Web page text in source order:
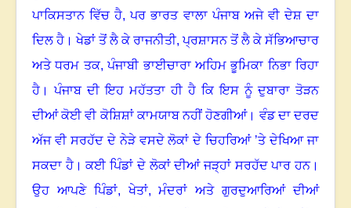
ਪਾਕਿਸਤਾਨ ਵਿੱਚ ਹੈ,ਪਰ ਭਾਰਤ ਵਾਲਾ ਪੰਜਾਬ ਅਜੇ ਵੀ ਦੇਸ਼ ਦਾ
ਦਿਲ ਹੈ। ਖੇਡਾਂ ਤੋਂ ਲੈ ਕੇ ਰਾਜਨੀਤੀ,ਪ੍ਰਸ਼ਾਸਨ ਤੋਂ ਲੈ ਕੇ ਸੱਭਿਆਚਾਰ
ਅਤੇ ਧਰਮ ਤਕ,ਪੰਜਾਬੀ ਭਾਈਚਾਰਾ ਅਹਿਮ ਭੂਮਿਕਾ ਨਿਭਾ ਰਿਹਾ
ਹੈ। ਪੰਜਾਬ ਦੀ ਇਹ ਮਹੱਤਤਾ ਹੀ ਹੈ ਕਿ ਇਸ ਨੂੰ ਦੁਬਾਰਾ ਤੋੜਨ
ਦੀਆਂ ਕੋਈ ਵੀ ਕੋਸ਼ਿਸ਼ਾਂ ਕਾਮਯਾਬ ਨਹੀਂ ਹੋਣਗੀਆਂ। ਵੰਡ ਦਾ ਦਰਦ
ਅੱਜ ਵੀ ਸਰਹੱਦ ਦੇ ਨੇੜੇ ਵਸਦੇ ਲੋਕਾਂ ਦੇ ਚਿਹਰਿਆਂ ’ਤੇ ਦੇਖਿਆ ਜਾ
ਸਕਦਾ ਹੈ। ਕਈ ਪਿੰਡਾਂ ਦੇ ਲੋਕਾਂ ਦੀਆਂ ਜੜ੍ਹਾਂ ਸਰਹੱਦ ਪਾਰ ਹਨ।
ਉਹ ਆਪਣੇ ਪਿੰਡਾਂ,ਖੇਤਾਂ,ਮੰਦਰਾਂ ਅਤੇ ਗੁਰਦੁਆਰਿਆਂ ਦੀਆਂ